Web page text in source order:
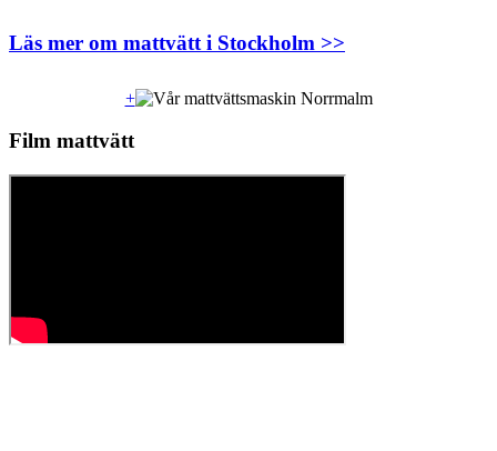
Läs mer om mattvätt i Stockholm >>
+
Film mattvätt